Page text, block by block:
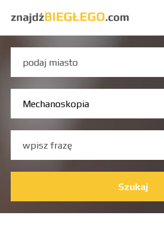
Szukaj